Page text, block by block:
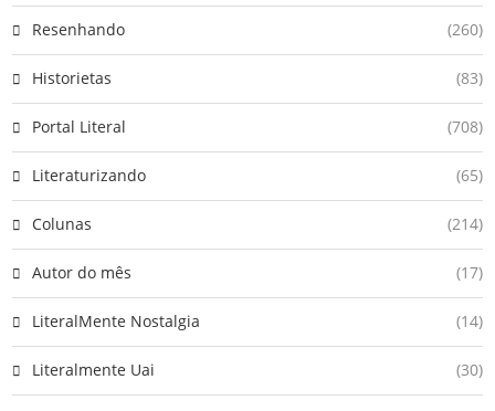
Resenhando (260)
Historietas (83)
Portal Literal (708)
Literaturizando (65)
Colunas (214)
Autor do mês (17)
LiteralMente Nostalgia (14)
Literalmente Uai (30)